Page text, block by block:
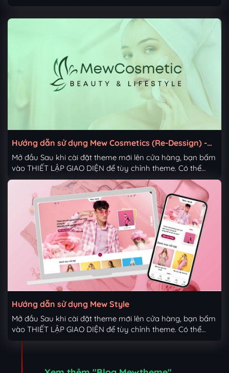
đại diện website (favicon). (Kích thước tiêu chuẩn là bội số
của 48 - tối thiểu 48x48px) Các màu chủ đạo và cơ bản
xuyên suốt giao diện Chọn số dòng tiêu đề hiển thị ở item
sản phẩm Chọn menu breadcrumb để hiển thị đa cấp Với
sản phẩm nằm trong nhiều nhóm khác nhau bạn có thể
Hướng dẫn sử dụng Mew Cosmetics (Re-Dessign) -
Haravan Theme
Mở đầu Sau khi cài đặt theme mới lên cửa hàng, bạn bấm
vào THIẾT LẬP GIAO DIỆN để tùy chỉnh theme. Có thể
click vào phần mũi tên đỏ như ảnh bên dưới: Tổng quan
thiết lập gồm các mục như sau 1. Thiết lập chung Up ảnh
đại diện website (favicon). (Kích thước tiêu chuẩn là bội số
của 48 - tối thiểu 48x48px) Các màu chủ đạo và cơ bản
xuyên suốt giao diện Chọn số dòng tiêu đề hiển thị ở item
sản phẩm Chọn menu breadcrumb để hiển thị đa cấp Với
sản phẩm nằm trong nhiều nhóm khác nhau bạn có thể
sử dụng...
Hướng dẫn sử dụng Mew Style
Mở đầu Sau khi cài đặt theme mới lên cửa hàng, bạn bấm
vào THIẾT LẬP GIAO DIỆN để tùy chỉnh theme. Có thể
click vào phần mũi tên đỏ như ảnh bên dưới: Tổng quan